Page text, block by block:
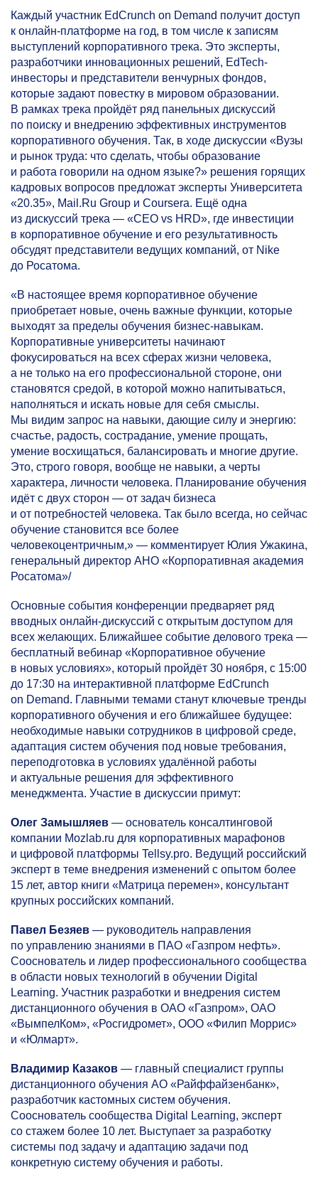
Каждый участник EdCrunch on Demand получит доступ
к онлайн-платформе на год, в том числе к записям
выступлений корпоративного трека. Это эксперты,
разработчики инновационных решений, EdTech-
инвесторы и представители венчурных фондов,
которые задают повестку в мировом образовании.
В рамках трека пройдёт ряд панельных дискуссий
по поиску и внедрению эффективных инструментов
корпоративного обучения. Так, в ходе дискуссии «Вузы
и рынок труда: что сделать, чтобы образование
и работа говорили на одном языке?» решения горящих
кадровых вопросов предложат эксперты Университета
«20.35», Mail.Ru Group и Coursera. Ещё одна
из дискуссий трека — «CEO vs HRD», где инвестиции
в корпоративное обучение и его результативность
обсудят представители ведущих компаний, от Nike
до Росатома.
«В настоящее время корпоративное обучение
приобретает новые, очень важные функции, которые
выходят за пределы обучения бизнес-навыкам.
Корпоративные университеты начинают
фокусироваться на всех сферах жизни человека,
а не только на его профессиональной стороне, они
становятся средой, в которой можно напитываться,
наполняться и искать новые для себя смыслы.
Мы видим запрос на навыки, дающие силу и энергию:
счастье, радость, сострадание, умение прощать,
умение восхищаться, балансировать и многие другие.
Это, строго говоря, вообще не навыки, а черты
характера, личности человека. Планирование обучения
идёт с двух сторон — от задач бизнеса
и от потребностей человека. Так было всегда, но сейчас
обучение становится все более
человекоцентричным,» — комментирует Юлия Ужакина,
генеральный директор АНО «Корпоративная академия
Росатома»/
Основные события конференции предваряет ряд
вводных онлайн-дискуссий с открытым доступом для
всех желающих. Ближайшее событие делового трека —
бесплатный вебинар «Корпоративное обучение
в новых условиях», который пройдёт 30 ноября, с 15:00
до 17:30 на интерактивной платформе EdCrunch
on Demand. Главными темами станут ключевые тренды
корпоративного обучения и его ближайшее будущее:
необходимые навыки сотрудников в цифровой среде,
адаптация систем обучения под новые требования,
переподготовка в условиях удалённой работы
и актуальные решения для эффективного
менеджмента. Участие в дискуссии примут:
Олег Замышляев — основатель консалтинговой
компании Mozlab.ru для корпоративных марафонов
и цифровой платформы Tellsy.pro. Ведущий российский
эксперт в теме внедрения изменений с опытом более
15 лет, автор книги «Матрица перемен», консультант
крупных российских компаний.
Павел Безяев — руководитель направления
по управлению знаниями в ПАО «Газпром нефть».
Сооснователь и лидер профессионального сообщества
в области новых технологий в обучении Digital
Learning. Участник разработки и внедрения систем
дистанционного обучения в ОАО «Газпром», ОАО
«ВымпелКом», «Росгидромет», ООО «Филип Моррис»
и «Юлмарт».
Владимир Казаков — главный специалист группы
дистанционного обучения АО «Райффайзенбанк»,
разработчик кастомных систем обучения.
Сооснователь сообщества Digital Learning, эксперт
со стажем более 10 лет. Выступает за разработку
системы под задачу и адаптацию задачи под
конкретную систему обучения и работы.